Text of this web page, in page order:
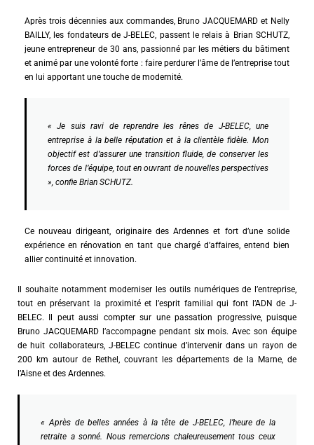
Après trois décennies aux commandes, Bruno JACQUEMARD et Nelly
BAILLY, les fondateurs de J-BELEC, passent le relais à Brian SCHUTZ,
jeune entrepreneur de 30 ans, passionné par les métiers du bâtiment
et animé par une volonté forte : faire perdurer l’âme de l’entreprise tout
en lui apportant une touche de modernité.
« Je suis ravi de reprendre les rênes de J-BELEC, une
entreprise à la belle réputation et à la clientèle fidèle. Mon
objectif est d’assurer une transition fluide, de conserver les
forces de l’équipe, tout en ouvrant de nouvelles perspectives
», confie Brian SCHUTZ.
Ce nouveau dirigeant, originaire des Ardennes et fort d’une solide
expérience en rénovation en tant que chargé d’affaires, entend bien
allier continuité et innovation.
Il souhaite notamment moderniser les outils numériques de l’entreprise,
tout en préservant la proximité et l’esprit familial qui font l’ADN de J-
BELEC. Il peut aussi compter sur une passation progressive, puisque
Bruno JACQUEMARD l’accompagne pendant six mois. Avec son équipe
de huit collaborateurs, J-BELEC continue d’intervenir dans un rayon de
200 km autour de Rethel, couvrant les départements de la Marne, de
l’Aisne et des Ardennes.
« Après de belles années à la tête de J-BELEC, l’heure de la
retraite a sonné. Nous remercions chaleureusement tous ceux